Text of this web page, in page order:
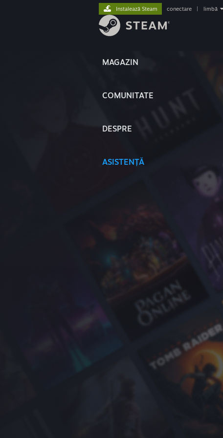
MAGAZIN
COMUNITATE
DESPRE
ASISTENȚĂ
Instalează Steam conectare limbă